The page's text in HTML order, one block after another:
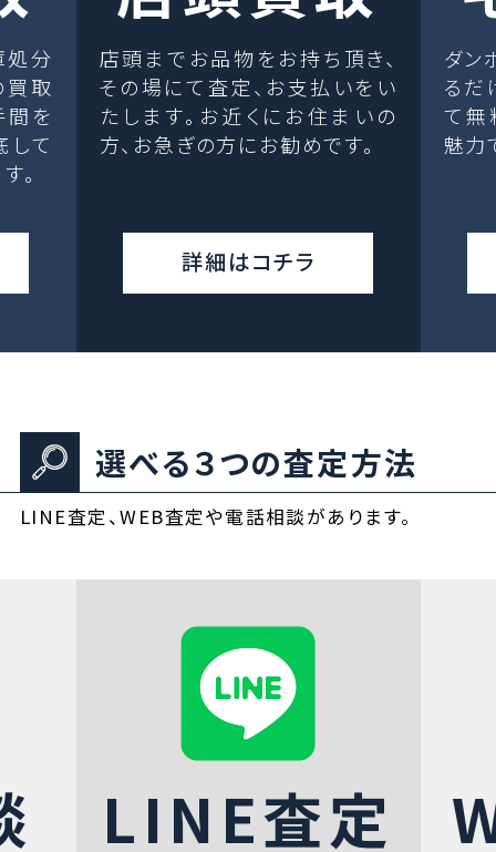
処分
取
間を
して
。
店頭までお品物をお持ち頂き、
その場にて査定、お支払いをい
たします。お近くにお住まいの
方、お急ぎの方にお勧めです。
詳細はコチラ
ダン
るだ
て無
魅力
選べる３つの査定方法
LINE査定、WEB査定や電話相談があります。
LINE査定